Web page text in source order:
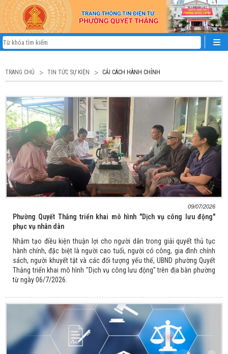
TRANG CHỦ TIN TỨC SỰ KIỆN CẢI CÁCH HÀNH CHÍNH
09/07/2026
Phường Quyết Thắng triển khai mô hình "Dịch vụ công lưu động"
phục vụ nhân dân
Nhằm tạo điều kiện thuận lợi cho người dân trong giải quyết thủ tục
hành chính, đặc biệt là người cao tuổi, người có công, gia đình chính
sách, người khuyết tật và các đối tượng yếu thế, UBND phường Quyết
Thắng triển khai mô hình "Dịch vụ công lưu động" trên địa bàn phường
từ ngày 06/7/2026.